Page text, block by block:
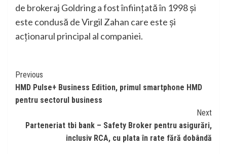
de brokeraj Goldring a fost înființată în 1998 și
este condusă de Virgil Zahan care este și
acționarul principal al companiei.
Continue
Reading
Previous
HMD Pulse+ Business Edition, primul smartphone HMD
pentru sectorul business
Next
Parteneriat tbi bank – Safety Broker pentru asigurări,
inclusiv RCA, cu plata în rate fără dobândă